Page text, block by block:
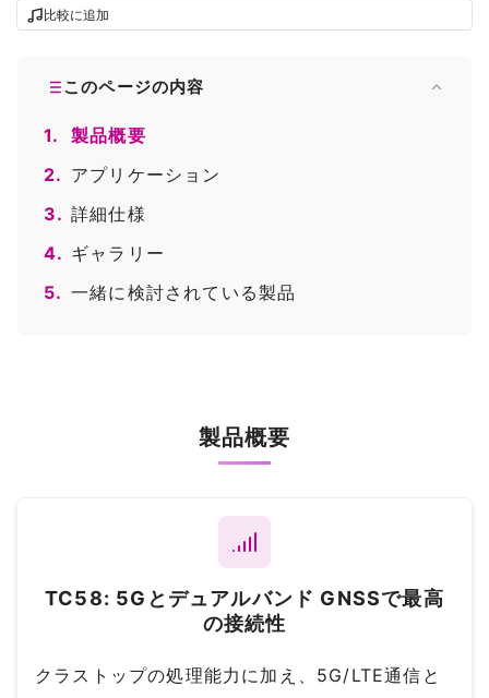
比較に追加
このページの内容
1.
製品概要
2. アプリケーション
3. 詳細仕様
4. ギャラリー
5. 一緒に検討されている製品
製品概要
TC58: 5Gとデュアルバンド GNSSで最高
の接続性
クラストップの処理能力に加え、5G/LTE通信と